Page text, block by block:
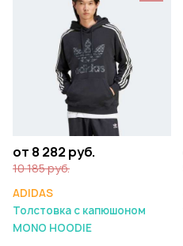
от 8 282 руб.
10 185 руб.
ADIDAS
Толстовка с капюшоном
MONO HOODIE